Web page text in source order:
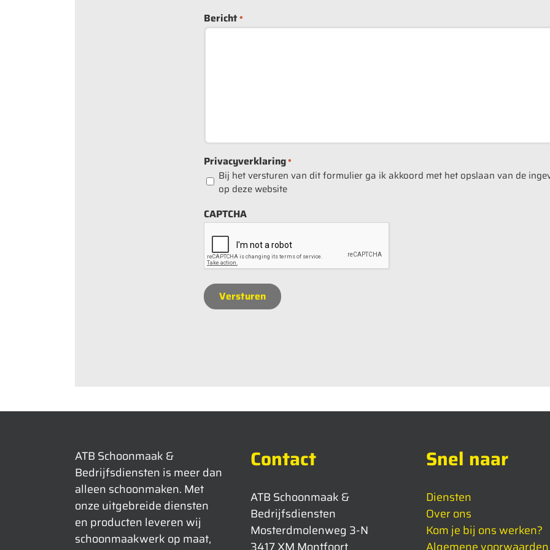
Bericht*
Privacyverklaring*
Bij het versturen van dit formulier ga ik akkoord met het opslaan van de
op deze website
CAPTCHA
ATB Schoonmaak &
Bedrijfsdiensten is meer dan
alleen schoonmaken. Met
onze uitgebreide diensten
en producten leveren wij
schoonmaakwerk op maat,
Contact
ATB Schoonmaak &
Bedrijfsdiensten
Mosterdmolenweg 3-N
Snel naar
Diensten
Over ons
Kom je bij ons werken?